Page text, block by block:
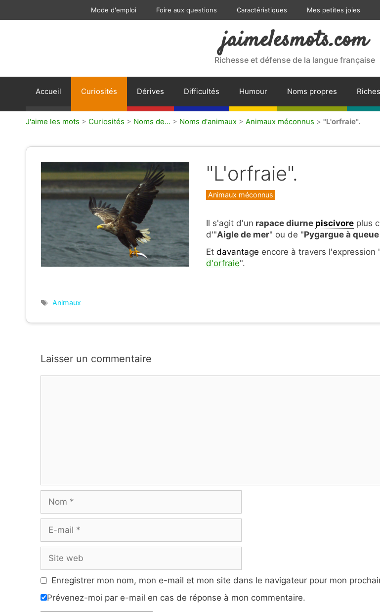
Mode d'emploi Foire aux questions Caractéristiques Mes petites joies
jaimelesmots.com
Richesse et défense de la langue française
Accueil Curiosités Dérives Difficultés Humour Noms propres
J'aime les mots > Curiosités > Noms de... > Noms d'animaux > Animaux méconnus > "L'orfraie".
"L'orfraie".
Catégories
Animaux méconnus
Il s'agit d'un rapace diurne piscivore plus
d'"Aigle de mer" ou de "Pygargue à
Et davantage encore à travers l'expression
d'orfraie".
Étiquettes
Animaux
Laisser un commentaire
mail
web
Enregistrer mon nom, mon e-mail et mon site dans le navigateur pour mon
Prévenez-moi par e-mail en cas de réponse à mon commentaire.